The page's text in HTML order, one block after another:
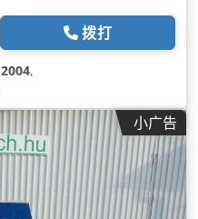
拨打
2004,
小广告